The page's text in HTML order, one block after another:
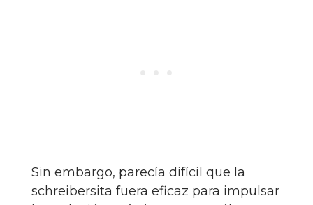
Sin embargo, parecía difícil que la
schreibersita fuera eficaz para impulsar